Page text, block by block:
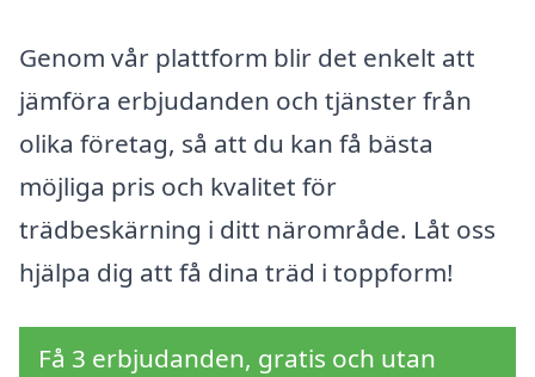
Genom vår plattform blir det enkelt att
jämföra erbjudanden och tjänster från
olika företag, så att du kan få bästa
möjliga pris och kvalitet för
trädbeskärning i ditt närområde. Låt oss
hjälpa dig att få dina träd i toppform!
Få 3 erbjudanden, gratis och utan